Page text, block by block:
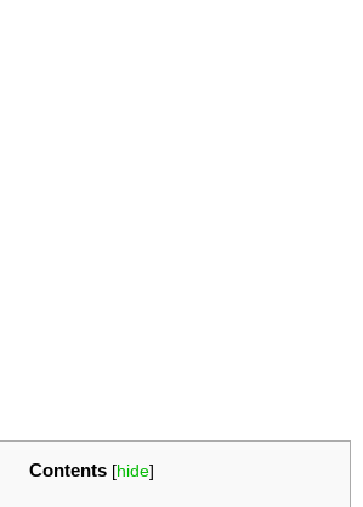
Contents [hide]